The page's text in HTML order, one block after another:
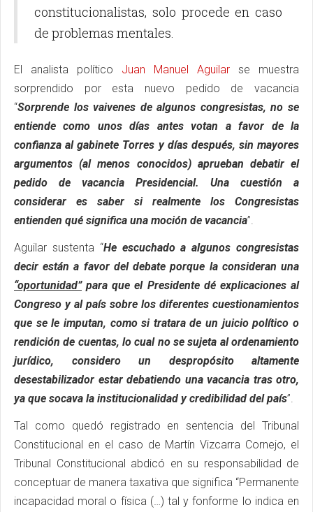
constitucionalistas, solo procede en caso
de problemas mentales.
El analista político Juan Manuel Aguilar se muestra
sorprendido por esta nuevo pedido de vacancia
“Sorprende los vaivenes de algunos congresistas, no se
entiende como unos días antes votan a favor de la
confianza al gabinete Torres y días después, sin mayores
argumentos (al menos conocidos) aprueban debatir el
pedido de vacancia Presidencial. Una cuestión a
considerar es saber si realmente los Congresistas
entienden qué significa una moción de vacancia”.
Aguilar sustenta “He escuchado a algunos congresistas
decir están a favor del debate porque la consideran una
“oportunidad”para que el Presidente dé explicaciones al
Congreso y al país sobre los diferentes cuestionamientos
que se le imputan, como si tratara de un juicio político o
rendición de cuentas, lo cual no se sujeta al ordenamiento
jurídico, considero un despropósito altamente
desestabilizador estar debatiendo una vacancia tras otro,
ya que socava la institucionalidad y credibilidad del país”.
Tal como quedó registrado en sentencia del Tribunal
Constitucional en el caso de Martín Vizcarra Cornejo, el
Tribunal Constitucional abdicó en su responsabilidad de
conceptuar de manera taxativa que significa “Permanente
incapacidad moral o física (…) tal y fonforme lo indica en